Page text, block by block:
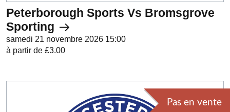
Peterborough Sports Vs Bromsgrove
Sporting
samedi 21 novembre 2026 15:00
à partir de £3.00
Pas en vente